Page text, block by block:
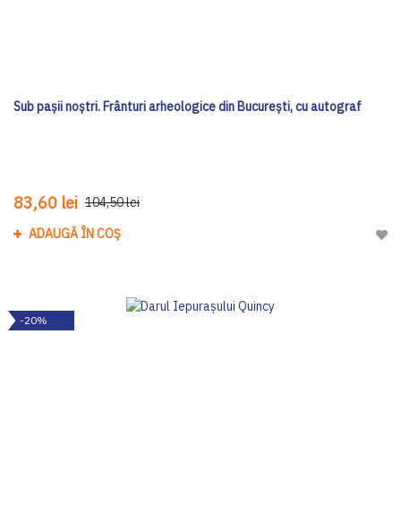
Sub pașii noștri. Frânturi arheologice din București, cu autograf
83,60 lei 104,50 lei
ADAUGĂ ÎN COȘ
-20%